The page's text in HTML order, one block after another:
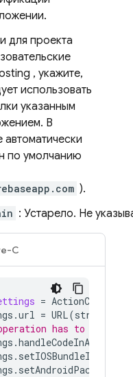
для проекта
, укажите,
использовать
указанным
В
по умолчанию
).
: Устарело. Не
C
=
.url = URL(string
has to always
.handleCodeInApp
. setIOSBundleID
.